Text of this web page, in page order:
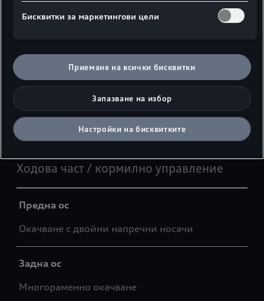
Литиево‑йонна батерия
Брутен капацитет на батерията
105 kWh
Ходова част / кормилно управление
Предна ос
Окачване с двойни напречни носачи
Задна ос
Многораменно окачване
Бисквитки за маркетингови цели
Приемане на всички бисквитки
Запазване на избор
Настройки на бисквитките